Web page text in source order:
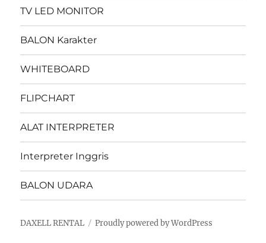
TV LED MONITOR
BALON Karakter
WHITEBOARD
FLIPCHART
ALAT INTERPRETER
Interpreter Inggris
BALON UDARA
DAXELL RENTAL Proudly powered by WordPress